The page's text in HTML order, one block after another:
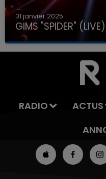
31 janvier 2025
GIMS "SPIDER" (LIVE)
RADIO ACTUS